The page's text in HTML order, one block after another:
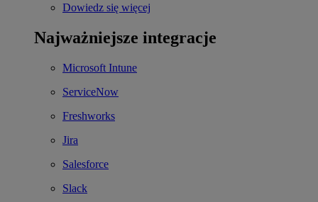
Dowiedz się więcej
Najważniejsze integracje
Microsoft Intune
ServiceNow
Freshworks
Jira
Salesforce
Slack